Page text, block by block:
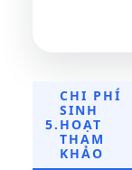
5.
CHI PHÍ
SINH
HOẠT
THAM
KHẢO